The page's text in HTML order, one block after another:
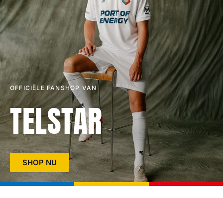
OFFICIËLE FANSHOP VAN
TELSTAR
SHOP NU